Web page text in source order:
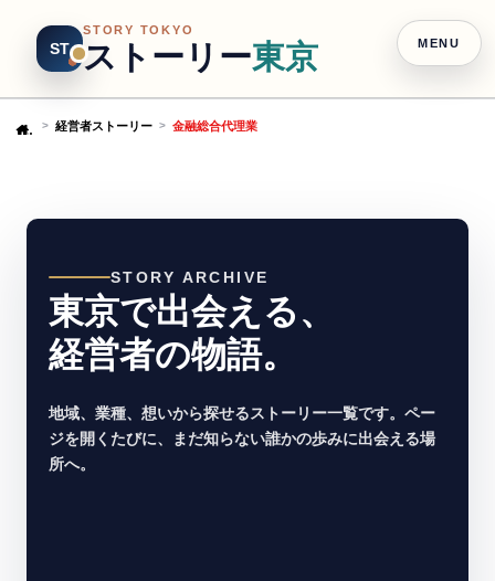
ST
STORY TOKYO
ストーリー東京
Home 経営者ストーリー 金融総合代理業
STORY ARCHIVE
東京で出会える、
経営者の物語。
地域、業種、想いから探せるストーリー一覧です。ペー
ジを開くたびに、まだ知らない誰かの歩みに出会える場
所へ。
MENU